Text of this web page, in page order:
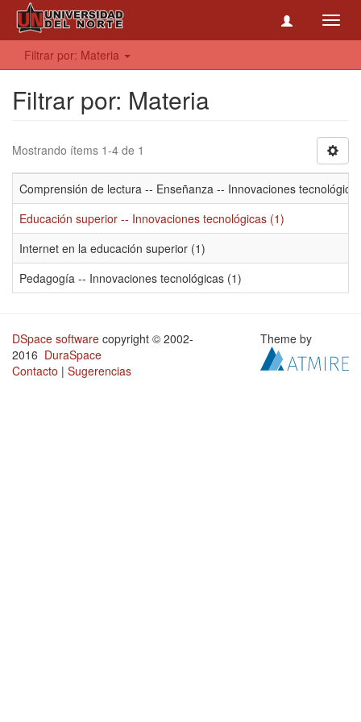
Filtrar por: Materia
Filtrar por: Materia
Mostrando ítems 1-4 de 1
Comprensión de lectura -- Enseñanza -- Innovaciones
Educación superior -- Innovaciones tecnológicas (1)
Internet en la educación superior (1)
Pedagogía -- Innovaciones tecnológicas (1)
DSpace software copyright © 2002-
2016 DuraSpace
Contacto | Sugerencias
Theme by